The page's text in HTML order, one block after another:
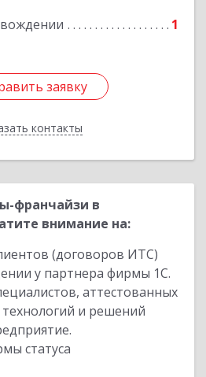
1
заявку
контакты
заявку
Назад
франчайзи в
внимание на:
(договоров ИТС)
у партнера фирмы 1С.
аттестованных
и решений
статуса